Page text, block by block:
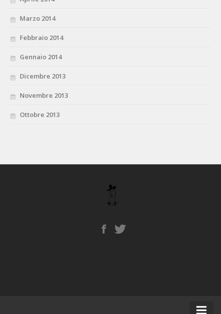
Marzo 2014
Febbraio 2014
Gennaio 2014
Dicembre 2013
Novembre 2013
Ottobre 2013